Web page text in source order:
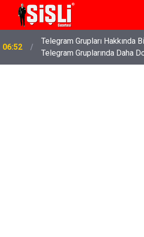
06:52
Telegram Grupları Hakkında
Telegram Gruplarında Daha